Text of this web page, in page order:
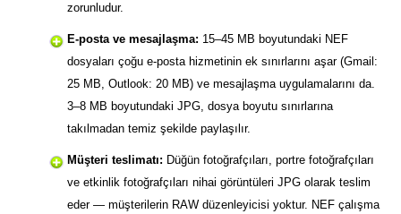
zorunludur.
E-posta ve mesajlaşma: 15–45 MB boyutundaki NEF
dosyaları çoğu e-posta hizmetinin ek sınırlarını aşar (Gmail:
25 MB, Outlook: 20 MB) ve mesajlaşma uygulamalarını da.
3–8 MB boyutundaki JPG, dosya boyutu sınırlarına
takılmadan temiz şekilde paylaşılır.
Müşteri teslimatı: Düğün fotoğrafçıları, portre fotoğrafçıları
ve etkinlik fotoğrafçıları nihai görüntüleri JPG olarak teslim
eder — müşterilerin RAW düzenleyicisi yoktur. NEF çalışma